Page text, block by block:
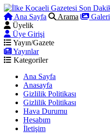
Ana Sayfa Arama Galeri
Üyelik
Üye Girişi
Yayın/Gazete
Yayınlar
Kategoriler
Ana Sayfa
Anasayfa
Gizlilik Politikası
Gizlilik Politikası
Hava Durumu
Hesabım
İletişim